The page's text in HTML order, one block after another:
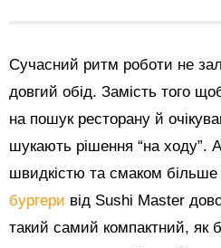
Сучасний ритм роботи не
довгий обід. Замість того
на пошук ресторану й
шукають рішення “на ходу”.
швидкістю та смаком
бургери від Sushi Master
такий самий компактний, як